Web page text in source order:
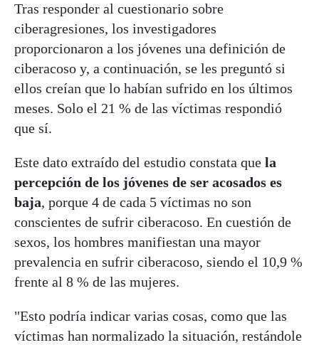
Tras responder al cuestionario sobre
ciberagresiones, los investigadores
proporcionaron a los jóvenes una definición de
ciberacoso y, a continuación, se les preguntó si
ellos creían que lo habían sufrido en los últimos
meses. Solo el 21 % de las víctimas respondió
que sí.
Este dato extraído del estudio constata que la
percepción de los jóvenes de ser acosados es
baja, porque 4 de cada 5 víctimas no son
conscientes de sufrir ciberacoso. En cuestión de
sexos, los hombres manifiestan una mayor
prevalencia en sufrir ciberacoso, siendo el 10,9 %
frente al 8 % de las mujeres.
"Esto podría indicar varias cosas, como que las
víctimas han normalizado la situación, restándole